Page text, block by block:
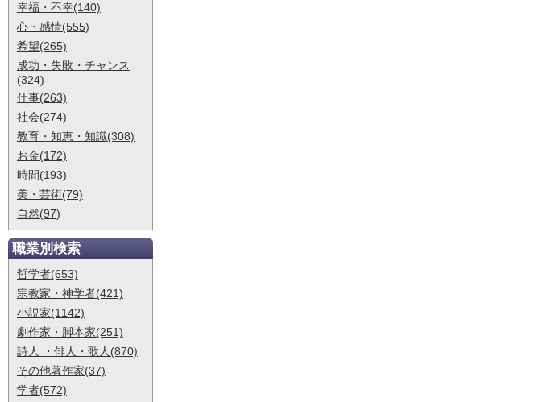
幸福・不幸(140)
心・感情(555)
希望(265)
成功・失敗・チャンス
(324)
仕事(263)
社会(274)
教育・知恵・知識(308)
お金(172)
時間(193)
美・芸術(79)
自然(97)
職業別検索
哲学者(653)
宗教家・神学者(421)
小説家(1142)
劇作家・脚本家(251)
詩人 ・俳人・歌人(870)
その他著作家(37)
学者(572)